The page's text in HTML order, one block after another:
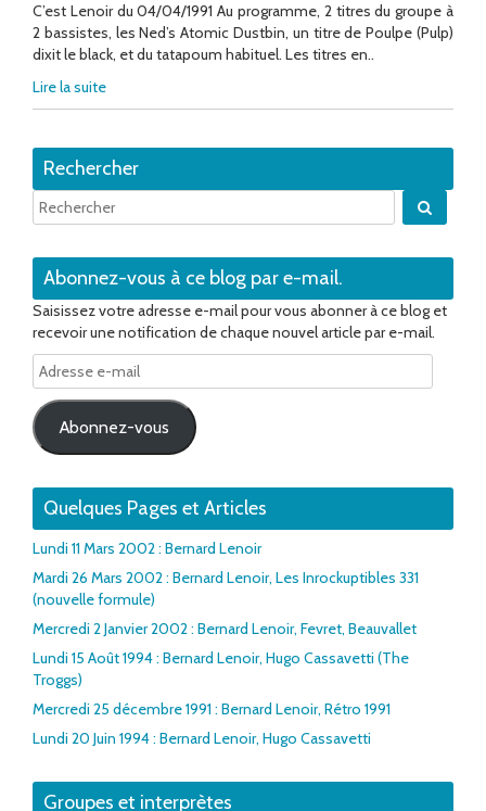
C’est Lenoir du 04/04/1991 Au programme, 2 titres du groupe à
2 bassistes, les Ned’s Atomic Dustbin, un titre de Poulpe (Pulp)
dixit le black, et du tatapoum habituel. Les titres en..
Lire la suite
Rechercher
Abonnez-vous à ce blog par e-mail.
Saisissez votre adresse e-mail pour vous abonner à ce blog et
recevoir une notification de chaque nouvel article par e-mail.
Adresse
e-
mail
Abonnez-vous
Quelques Pages et Articles
Lundi 11 Mars 2002 : Bernard Lenoir
Mardi 26 Mars 2002 : Bernard Lenoir, Les Inrockuptibles 331
(nouvelle formule)
Mercredi 2 Janvier 2002 : Bernard Lenoir, Fevret, Beauvallet
Lundi 15 Août 1994 : Bernard Lenoir, Hugo Cassavetti (The
Troggs)
Mercredi 25 décembre 1991 : Bernard Lenoir, Rétro 1991
Lundi 20 Juin 1994 : Bernard Lenoir, Hugo Cassavetti
Groupes et interprètes